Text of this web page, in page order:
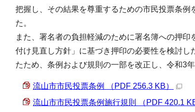
把握し、その結果を尊重するための市民投票条
た。
また、署名者の負担軽減のために署名簿への押
付け見直し方針」に基づき押印の必要性を検討
たため、条例および規則の一部を改正し、令和3
流山市市民投票条例 （PDF 256.3 KB）
流山市市民投票条例施行規則 （PDF 420.1 KB